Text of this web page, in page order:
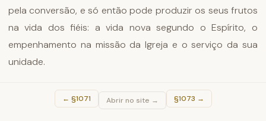
pela conversão, e só então pode produzir os seus frutos
na vida dos fiéis: a vida nova segundo o Espírito, o
empenhamento na missão da Igreja e o serviço da sua
unidade.
← §1071 Abrir no site → §1073 →